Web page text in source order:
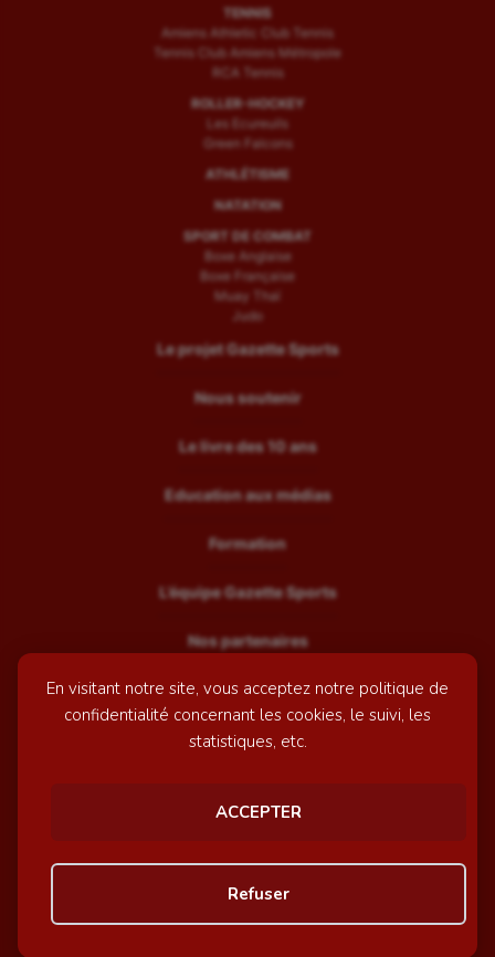
En visitant notre site, vous acceptez notre politique de
confidentialité concernant les cookies, le suivi, les
statistiques, etc.
ACCEPTER
Refuser
TENNIS
Amiens Athletic Club Tennis
Tennis Club Amiens Métropole
RCA Tennis
ROLLER-HOCKEY
Les Ecureuils
Green Falcons
ATHLÉTISME
NATATION
SPORT DE COMBAT
Boxe Anglaise
Boxe Française
Muay Thaï
Judo
Le projet Gazette Sports
Nous soutenir
Le livre des 10 ans
Education aux médias
Formation
L’équipe Gazette Sports
Nos partenaires
Recrutement
Mentions légales
© GazetteSports - 2026 | Site internet réalisé par
Awelty